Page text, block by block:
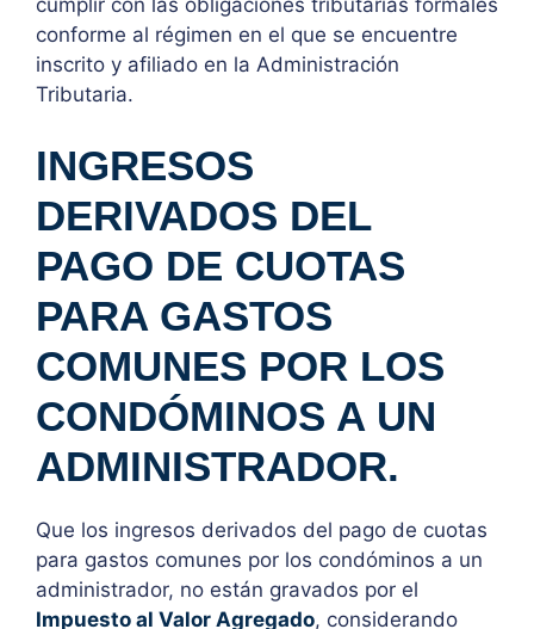
cumplir con las obligaciones tributarias formales
conforme al régimen en el que se encuentre
inscrito y afiliado en la Administración
Tributaria.
INGRESOS
DERIVADOS DEL
PAGO DE CUOTAS
PARA GASTOS
COMUNES POR LOS
CONDÓMINOS A UN
ADMINISTRADOR.
Que los ingresos derivados del pago de cuotas
para gastos comunes por los condóminos a un
administrador, no están gravados por el
Impuesto al Valor Agregado, considerando